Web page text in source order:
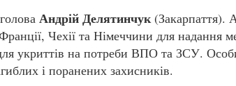
Андрій Делятинчук (Закарпаття).
Чехії та Німеччини для надання
укриттів на потреби ВПО та ЗСУ.
і поранених захисників.